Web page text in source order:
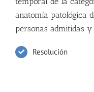
anatomía patológica
personas admitidas y
Resolución